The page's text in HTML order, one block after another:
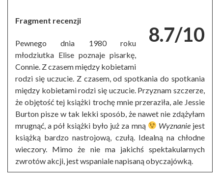
8.7/10
Fragment recenzji
Pewnego dnia 1980 roku
młodziutka Elise poznaje pisarkę,
Connie. Z czasem między kobietami
rodzi się uczucie. Z czasem, od spotkania do spotkania
między kobietami rodzi się uczucie. Przyznam szczerze,
że objętość tej książki trochę mnie przeraziła, ale Jessie
Burton pisze w tak lekki sposób, że nawet nie zdążyłam
mrugnąć, a pół książki było już za mną
Wyznaniejest
książką bardzo nastrojową, czułą. Idealną na chłodne
wieczory. Mimo że nie ma jakichś spektakularnych
zwrotów akcji, jest wspaniale napisaną obyczajówką.